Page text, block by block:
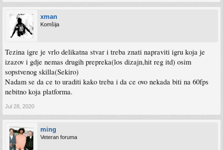
xman
Komšija
Tezina igre je vrlo delikatna stvar i treba znati napraviti igru koja je
izazov i gdje nemas drugih prepreka(los dizajn,hit reg itd) osim
sopstvenog skilla(Sekiro)
Nadam se da ce to uraditi kako treba i da ce ovo nekada biti na 60fps
nebitno koja platforma.
Jul 28, 2020
ming
Veteran foruma